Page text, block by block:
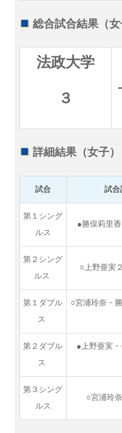
総合試合結果（女
法政大学
３
詳細結果（女子）
試合 試合
第１シング
ルス
●勝俣莉里
第２シング
ルス
○上野亜実
第１ダブル
ス
○宮浦玲奈・
第２ダブル
ス
●上野亜実
第３シング
ルス
○宮浦玲